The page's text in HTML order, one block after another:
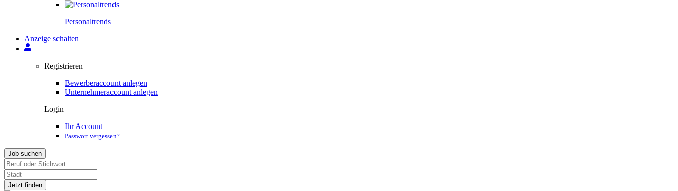
Personal­trends
Anzeige schalten
Registrieren
Bewerberaccount anlegen
Unternehmeraccount anlegen
Login
Ihr Account
Passwort vergessen?
Job suchen
Jetzt finden